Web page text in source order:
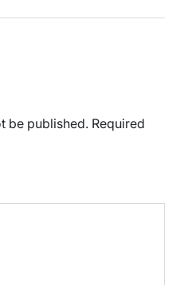
be published. Required